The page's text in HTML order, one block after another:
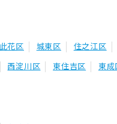
此花区 城東区 住之江区
西淀川区 東住吉区 東成